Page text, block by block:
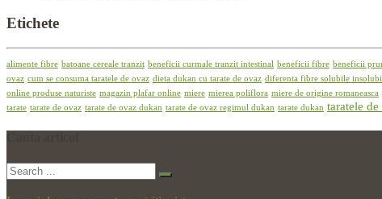
Etichete
alimente fibre batoane cereale tranzit beneficii curmale tranzit intestinal beneficii fibre beneficii
ovaz cum se consuma taratele de ovaz dieta dukan cu tarate de ovaz diferenta fibre solubile
online produse naturiste magazin plafar online miere mierea poliflora miere de origine romaneasca
tarate tarate de ovaz tarate de ovaz dukan tarate de ovaz regimul dukan tarate dukan taratele